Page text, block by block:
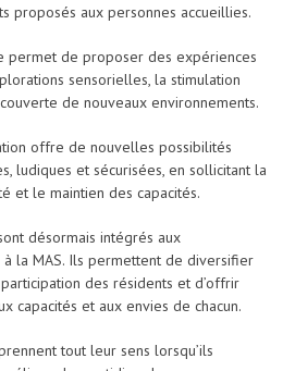
proposés aux personnes accueillies.
permet de proposer des expériences
sensorielles, la stimulation
de nouveaux environnements.
offre de nouvelles possibilités
ludiques et sécurisées, en sollicitant la
et le maintien des capacités.
désormais intégrés aux
la MAS. Ils permettent de diversifier
des résidents et d’offrir
capacités et aux envies de chacun.
tout leur sens lorsqu’ils